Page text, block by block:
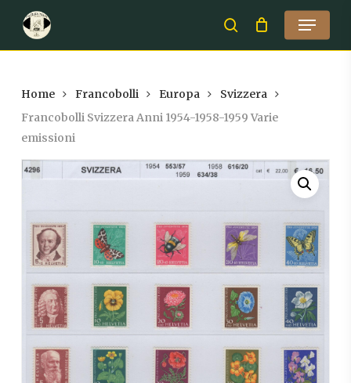
main
search
Menu
Home Francobolli Europa
Svizzera
Francobolli Svizzera Anni 1954-1958-1959 Varie
emissioni
Close